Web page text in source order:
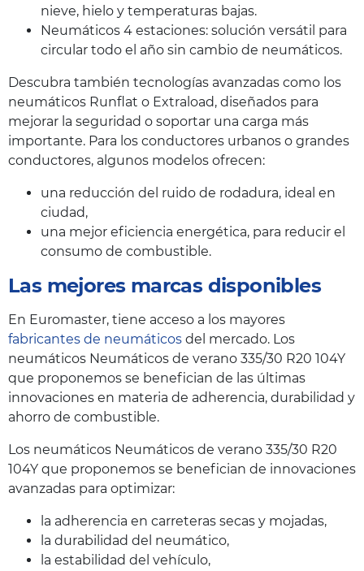
nieve, hielo y temperaturas bajas.
Neumáticos 4 estaciones: solución versátil para
circular todo el año sin cambio de neumáticos.
Descubra también tecnologías avanzadas como los
neumáticos Runflat o Extraload, diseñados para
mejorar la seguridad o soportar una carga más
importante. Para los conductores urbanos o grandes
conductores, algunos modelos ofrecen:
una reducción del ruido de rodadura, ideal en
ciudad,
una mejor eficiencia energética, para reducir el
consumo de combustible.
Las mejores marcas disponibles
En Euromaster, tiene acceso a los mayores
fabricantes de neumáticos del mercado. Los
neumáticos Neumáticos de verano 335/30 R20 104Y
que proponemos se benefician de las últimas
innovaciones en materia de adherencia, durabilidad y
ahorro de combustible.
Los neumáticos Neumáticos de verano 335/30 R20
104Y que proponemos se benefician de innovaciones
avanzadas para optimizar:
la adherencia en carreteras secas y mojadas,
la durabilidad del neumático,
la estabilidad del vehículo,